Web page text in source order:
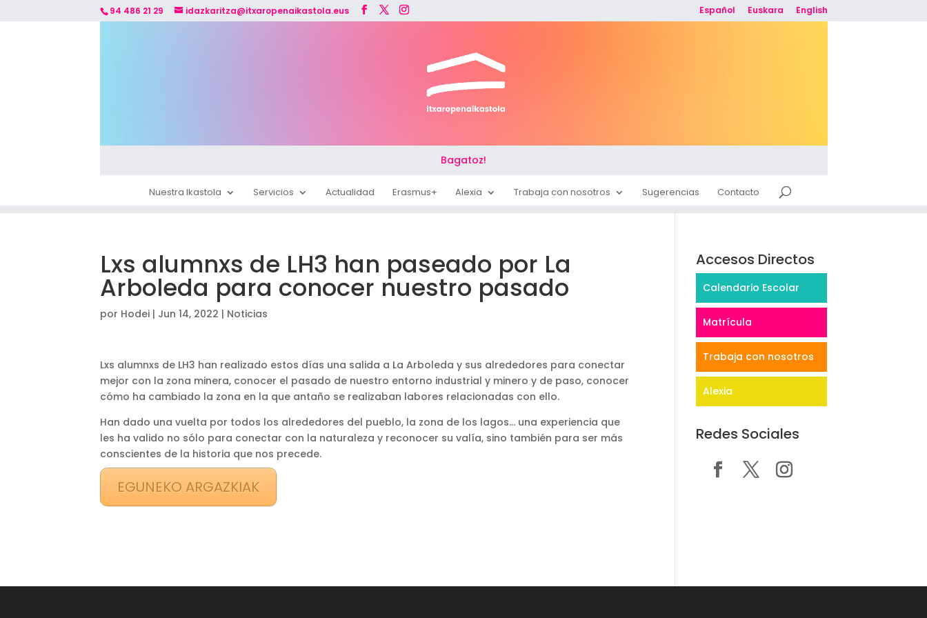
94 486 21 29 idazkaritza@itxaropenaikastola.eus Español Euskara English
Bagatoz!
Nuestra Ikastola Servicios Actualidad Erasmus+ Alexia Trabaja con nosotros Sugerencias Contacto
Lxs alumnxs de LH3 han paseado por La
Arboleda para conocer nuestro pasado
por Hodei| Jun 14, 2022 | Noticias
Lxs alumnxs de LH3 han realizado estos días una salida a La Arboleda y sus alrededores para conectar
mejor con la zona minera, conocer el pasado de nuestro entorno industrial y minero y de paso, conocer
cómo ha cambiado la zona en la que antaño se realizaban labores relacionadas con ello.
Han dado una vuelta por todos los alrededores del pueblo, la zona de los lagos… una experiencia que
les ha valido no sólo para conectar con la naturaleza y reconocer su valía, sino también para ser más
conscientes de la historia que nos precede.
EGUNEKO ARGAZKIAK
Accesos Directos
Calendario Escolar
Matrícula
Trabaja con nosotros
Alexia
Redes Sociales